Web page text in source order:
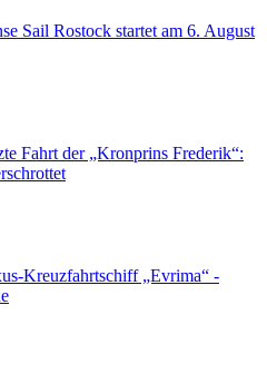
Sail Rostock startet am 6. August
Fahrt der „Kronprins Frederik“:
Kreuzfahrtschiff „Evrima“ -